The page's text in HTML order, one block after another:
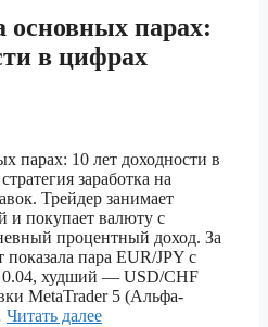
основных парах:
в цифрах
парах: 10 лет доходности в
заработка на
Трейдер занимает
и покупает валюту с
процентный доход. За
показала пара EUR/JPY с
худший — USD/CHF
MetaTrader 5 (Альфа-
Читать далее